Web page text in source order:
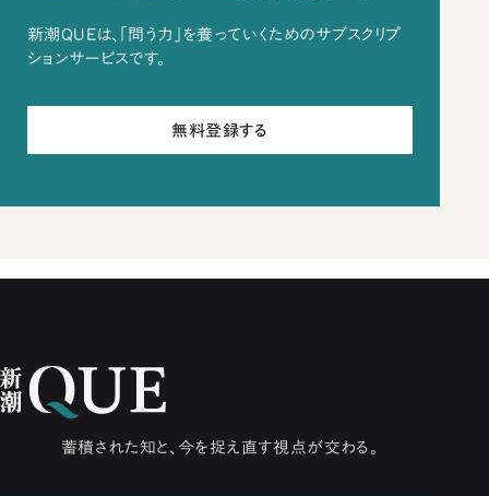
新潮QUEは、「問う力」を養っていくためのサブスクリプ
ションサービスです。
無料登録する
蓄積された知と、今を捉え直す視点が交わる。